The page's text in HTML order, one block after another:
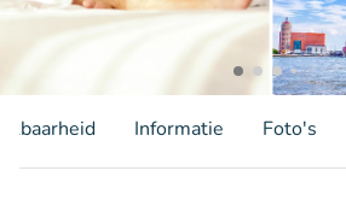
Informatie Foto's